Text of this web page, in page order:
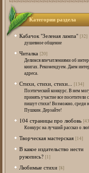
Категории раздела
Кабачок "Зеленая лампа" [32]
душевное общение
Читалка [20]
Делимся впечатлениями об
книгах. Рекомендуем. Даем
адреса.
Стихи, стихи, стихи... [134]
Поэтический конкурс. В нем
принять участие все посетители
пишут стихи! Возможно, среди
Пушкин. Дерзайте!
104 страницы про любовь
Конкурс на лучший рассказ о
Творческая мастерская [14]
В какое издательство нести
рукопись? [1]
Любимые стихи [8]